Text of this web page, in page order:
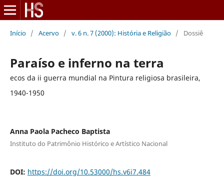
Início / Acervo / v. 6 n. 7 (2000): História e Religião / Dossiê
Paraíso e inferno na terra
ecos da ii guerra mundial na Pintura religiosa brasileira,
1940-1950
Anna Paola Pacheco Baptista
Instituto do Patrimônio Histórico e Artístico Nacional
DOI: https://doi.org/10.53000/hs.v6i7.484